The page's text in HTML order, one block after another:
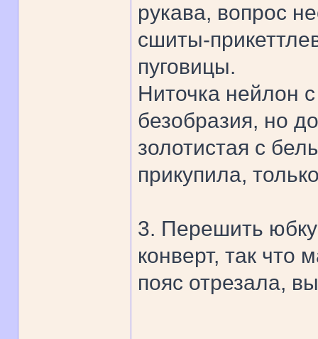
рукава, вопрос
сшиты-
пуговицы.
Ниточка нейлон
безобразия, но
золотистая с
прикупила,
3. Перешить
конверт, так что
пояс отрезала,